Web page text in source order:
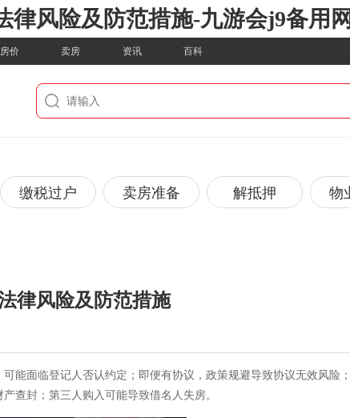
律风险及防范措施-九游会j9备用
房价 卖房 资讯 百科
缴税过户 卖房准备 解抵押 物
律风险及防范措施
能面临登记人否认约定；即便有协议，政策规避导致协议无效风险
查封；第三人购入可能导致借名人失房。